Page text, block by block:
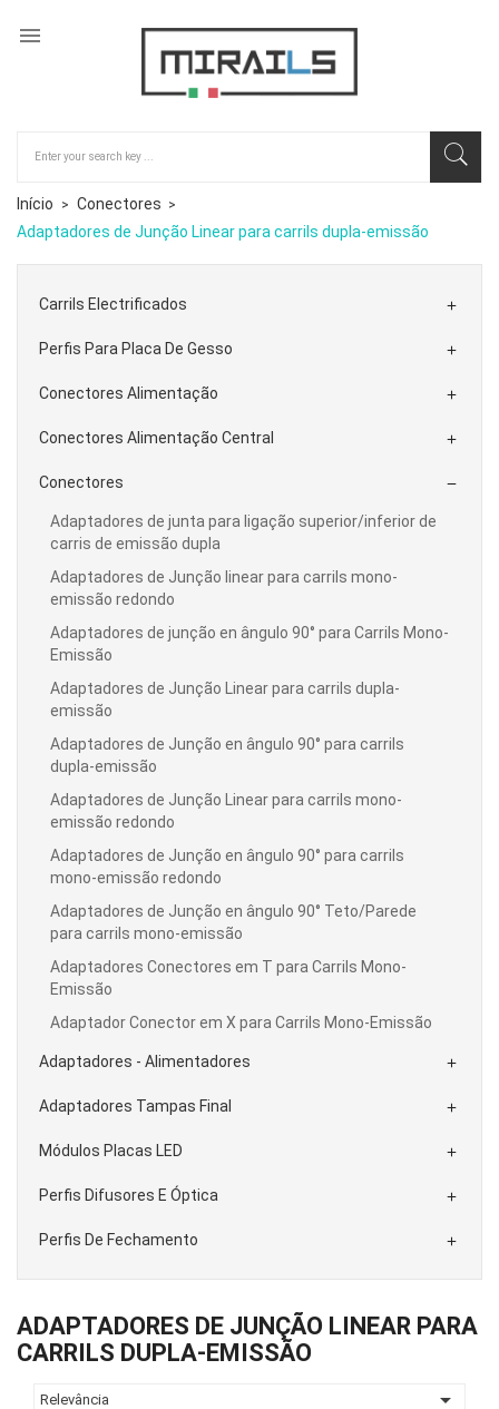

Início
Conectores
Adaptadores de Junção Linear para carrils dupla-emissão
Carrils Electrificados 
Perfis Para Placa De Gesso 
Conectores Alimentação 
Conectores Alimentação Central 
Conectores 
Adaptadores de junta para ligação superior/inferior de
carris de emissão dupla
Adaptadores de Junção linear para carrils mono-
emissão redondo
Adaptadores de junção en ângulo 90° para Carrils Mono-
Emissão
Adaptadores de Junção Linear para carrils dupla-
emissão
Adaptadores de Junção en ângulo 90° para carrils
dupla-emissão
Adaptadores de Junção Linear para carrils mono-
emissão redondo
Adaptadores de Junção en ângulo 90° para carrils
mono-emissão redondo
Adaptadores de Junção en ângulo 90° Teto/Parede
para carrils mono-emissão
Adaptadores Conectores em T para Carrils Mono-
Emissão
Adaptador Conector em X para Carrils Mono-Emissão
Adaptadores - Alimentadores 
Adaptadores Tampas Final 
Módulos Placas LED 
Perfis Difusores E Óptica 
Perfis De Fechamento 
ADAPTADORES DE JUNÇÃO LINEAR PARA
CARRILS DUPLA-EMISSÃO
Relevância 